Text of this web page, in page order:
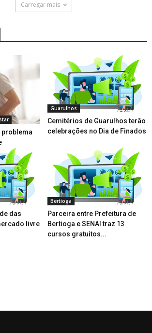
Carregar mais
problema
Guarulhos
Cemitérios de Guarulhos terão
celebrações no Dia de Finados
das
livre
Bertioga
Parceira entre Prefeitura de
Bertioga e SENAI traz 13
cursos gratuitos...